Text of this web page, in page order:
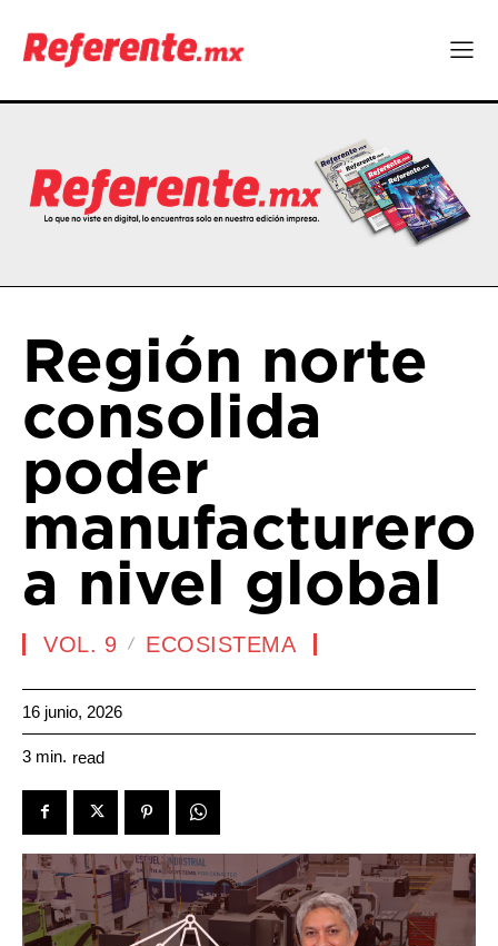
Región norte
consolida
poder
manufacturero
a nivel global
VOL. 9 ECOSISTEMA
16 junio, 2026
3 min. read